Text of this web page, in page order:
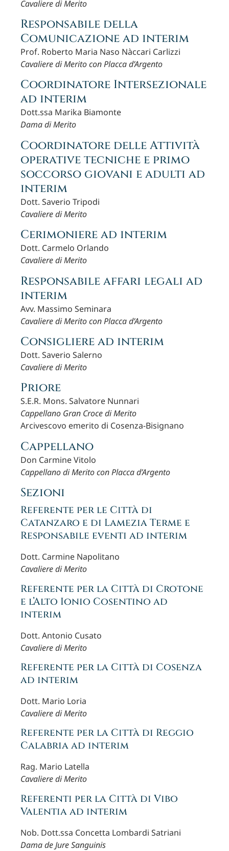
Cavaliere di Merito
Responsabile della
Comunicazione ad interim
Prof. Roberto Maria Naso Nàccari Carlizzi
Cavaliere di Merito con Placca d’Argento
Coordinatore Intersezionale
ad interim
Dott.ssa Marika Biamonte
Dama di Merito
Coordinatore delle Attività
operative tecniche e primo
soccorso giovani e adulti ad
interim
Dott. Saverio Tripodi
Cavaliere di Merito
Cerimoniere ad interim
Dott. Carmelo Orlando
Cavaliere di Merito
Responsabile affari legali ad
interim
Avv. Massimo Seminara
Cavaliere di Merito con Placca d’Argento
Consigliere ad interim
Dott. Saverio Salerno
Cavaliere di Merito
Priore
S.E.R. Mons. Salvatore Nunnari
Cappellano Gran Croce di Merito
Arcivescovo emerito di Cosenza-Bisignano
Cappellano
Don Carmine Vitolo
Cappellano di Merito con Placca d’Argento
Sezioni
Referente per le Città di
Catanzaro e di Lamezia Terme e
Responsabile eventi ad interim
Dott. Carmine Napolitano
Cavaliere di Merito
Referente per la Città di Crotone
e l’Alto Ionio Cosentino ad
interim
Dott. Antonio Cusato
Cavaliere di Merito
Referente per la Città di Cosenza
ad interim
Dott. Mario Loria
Cavaliere di Merito
Referente per la Città di Reggio
Calabria ad interim
Rag. Mario Latella
Cavaliere di Merito
Referenti per la Città di Vibo
Valentia ad interim
Nob. Dott.ssa Concetta Lombardi Satriani
Dama de Jure Sanguinis